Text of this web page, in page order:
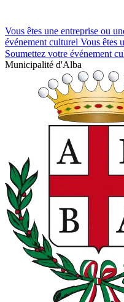
Vous êtes une entreprise ou
événement culturel Vous êtes
Soumettez votre événement
Municipalité d'Alba